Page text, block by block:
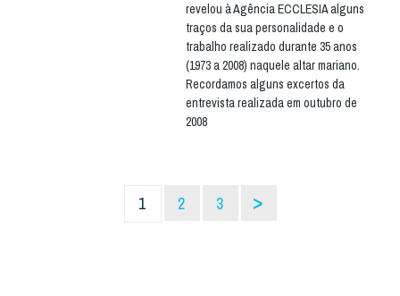
revelou à Agência ECCLESIA alguns
traços da sua personalidade e o
trabalho realizado durante 35 anos
(1973 a 2008) naquele altar mariano.
Recordamos alguns excertos da
entrevista realizada em outubro de
2008
1 2 3 >